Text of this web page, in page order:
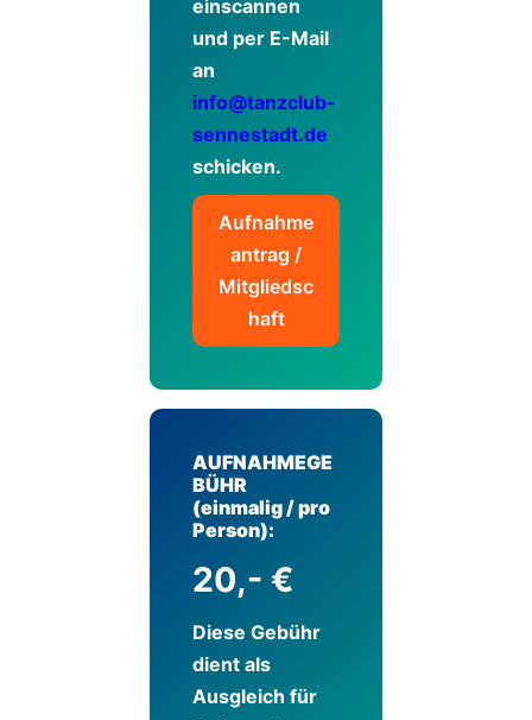
einscannen
und per E-Mail
an
info@tanzclub-
sennestadt.de
schicken.
Aufnahme
antrag /
Mitgliedsc
haft
AUFNAHMEGE
BÜHR
(einmalig / pro
Person):
20,- €
Diese Gebühr
dient als
Ausgleich für